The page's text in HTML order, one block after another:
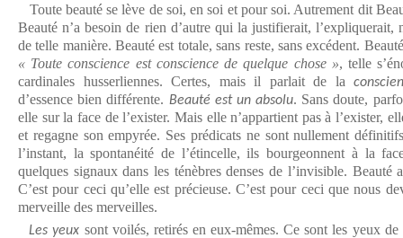
Toute beauté se lève de soi, en soi et pour soi. Autrement dit
Beauté n’a besoin de rien d’autre qui la justifierait,
de telle manière. Beauté est totale, sans reste, sans excédent.
« Toute conscience est conscience de quelque chose », telle
cardinales husserliennes. Certes, mais il parlait de la
d’essence bien différente. Beauté est un absolu. Sans doute,
elle sur la face de l’exister. Mais elle n’appartient pas à l’exister,
et regagne son empyrée. Ses prédicats ne sont nullement
l’instant, la spontanéité de l’étincelle, ils bourgeonnent à la
quelques signaux dans les ténèbres denses de l’invisible. Beauté
C’est pour ceci qu’elle est précieuse. C’est pour ceci que nous
merveille des merveilles.
Les yeux sont voilés, retirés en eux-mêmes. Ce sont les yeux